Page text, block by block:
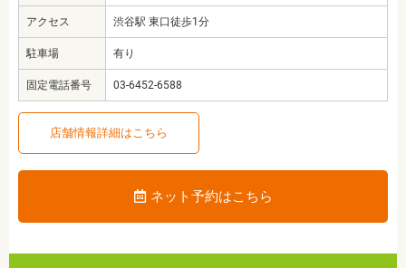
アクセス 渋谷駅 東口徒歩1分
駐車場 有り
固定電話番号 03-6452-6588
店舗情報詳細はこちら
ネット予約はこちら